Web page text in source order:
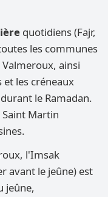
quotidiens (Fajr,
les communes
ainsi
et les créneaux
le Ramadan.
Martin
l'Imsak
avant le jeûne) est
jeûne,